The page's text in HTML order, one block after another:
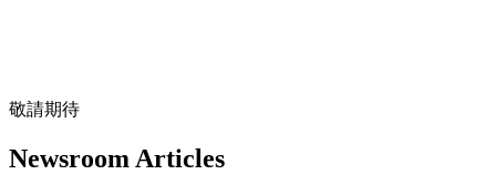
敬請期待
Newsroom Articles